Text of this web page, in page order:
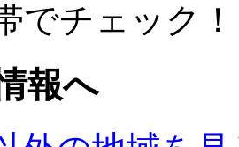
でチェック！
報へ